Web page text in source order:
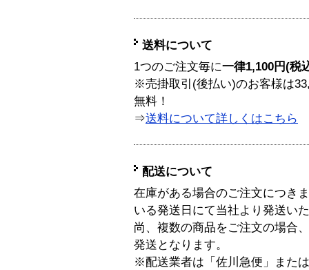
送料について
1つのご注文毎に一律1,100円(税
※売掛取引(後払い)のお客様は
無料！
⇒送料について詳しくはこちら
配送について
在庫がある場合のご注文につき
いる発送日にて当社より発送い
尚、複数の商品をご注文の場合
発送となります。
※配送業者は「佐川急便」また